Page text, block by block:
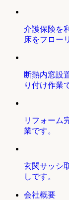
介護保険を
床をフロー
断熱内窓設
り付け作業
リフォーム
業です。
玄関サッシ
しです。
会社概要